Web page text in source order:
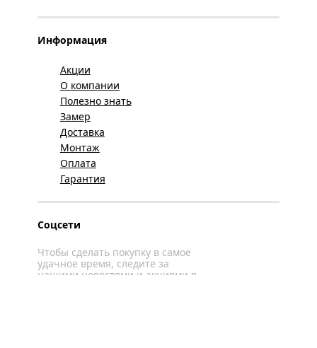
Информация
Акции
О компании
Полезно знать
Замер
Доставка
Монтаж
Оплата
Гарантия
Соцсети
Чтобы сделать покупку в самое
удачное время, следите за
нашими новостями и акциями в